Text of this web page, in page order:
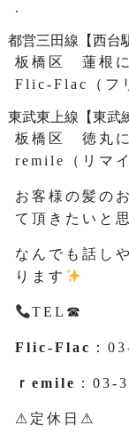
.
都営三田線【西台
板橋区 蓮根
Flic-Flac（フ
東武東上線【東武
板橋区 徳丸
remile（リマ
お客様の髪の
て頂きたいと
なんでも話し
ります
TEL☎
Flic-Flac ：
ｒemile ：03-
⚠定休日⚠